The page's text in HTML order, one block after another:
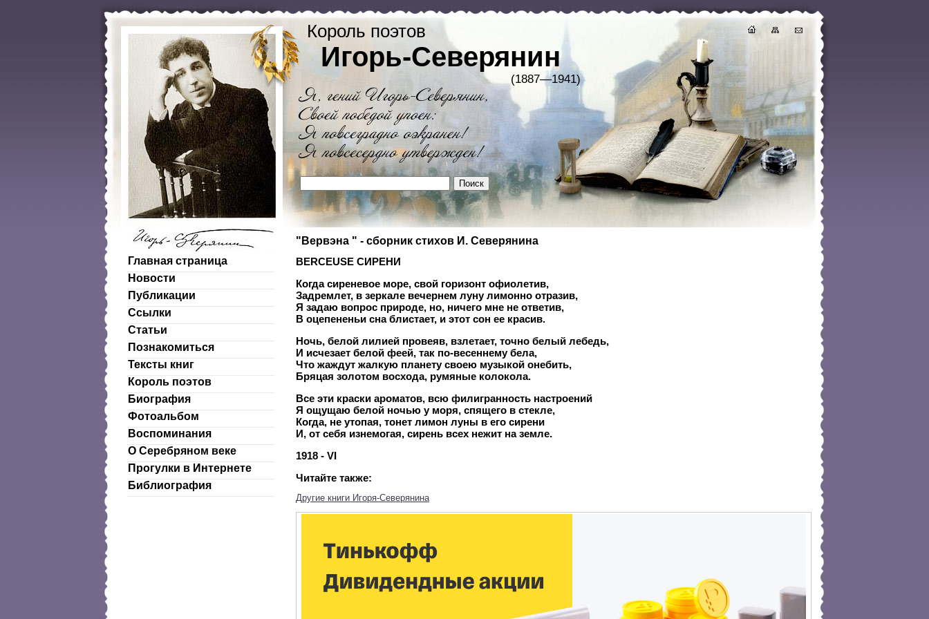
Король поэтов
Игорь-Северянин
(1887—1941)
Главная страница
Новости
Публикации
Ссылки
Статьи
Познакомиться
Тексты книг
Король поэтов
Биография
Фотоальбом
Воспоминания
О Серебряном веке
Прогулки в Интернете
Библиография
"Вервэна " - сборник стихов И. Северянина
BERCEUSE СИРЕНИ
Когда сиреневое море, свой горизонт офиолетив,
Задремлет, в зеркале вечернем луну лимонно отразив,
Я задаю вопрос природе, но, ничего мне не ответив,
В оцепененьи сна блистает, и этот сон ее красив.
Ночь, белой лилией провеяв, взлетает, точно белый лебедь,
И исчезает белой феей, так по-весеннему бела,
Что жаждут жалкую планету своею музыкой онебить,
Бряцая золотом восхода, румяные колокола.
Все эти краски ароматов, всю филигранность настроений
Я ощущаю белой ночью у моря, спящего в стекле,
Когда, не утопая, тонет лимон луны в его сирени
И, от себя изнемогая, сирень всех нежит на земле.
1918 - VI
Читайте также:
Другие книги Игоря-Северянина